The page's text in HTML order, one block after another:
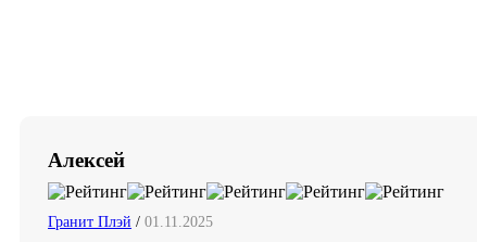
Алексей
Гранит Плэй / 01.11.2025